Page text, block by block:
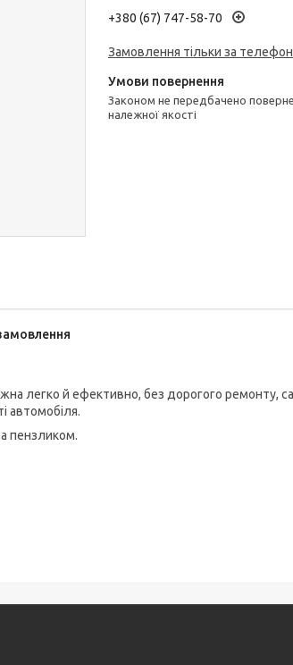
+380 (67) 747-58-70
Замовлення тільки за
Законом не передбачено повернення та обмін даного товару
належної якості
легко й ефективно, без дорогого ремонту,
автомобіля.
пензликом.